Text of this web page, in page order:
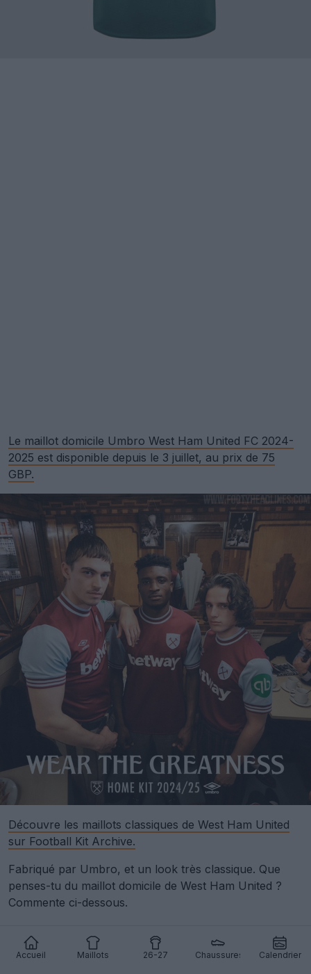
Accueil Maillots 26-27 Chaussures Calendrier
Le maillot domicile Umbro West Ham United FC 2024-
2025 est disponible depuis le 3 juillet, au prix de 75
GBP.
Découvre les maillots classiques de West Ham United
sur Football Kit Archive.
Fabriqué par Umbro, et un look très classique. Que
penses-tu du maillot domicile de West Ham United ?
Commente ci-dessous.
Afficher les commentaires